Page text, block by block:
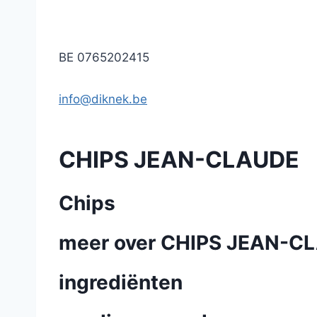
BE 0765202415
info@diknek.be
CHIPS JEAN-CLAUDE
Chips
meer over CHIPS JEAN-
ingrediënten